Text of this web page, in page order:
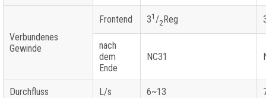
Verbundenes
Gewinde
Frontend 31 /2 Reg
nach
dem
Ende
NC31
Durchfluss L/s 6~13